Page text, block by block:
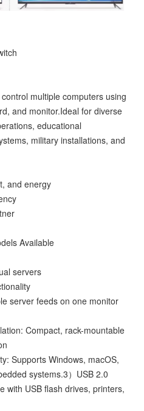
multiple computers using
and monitor.Ideal for diverse
educational
military installations, and
and energy
Available
servers
server feeds on one monitor
Compact, rack-mountable
Supports Windows, macOS,
systems.3）USB 2.0
with USB flash drives, printers,